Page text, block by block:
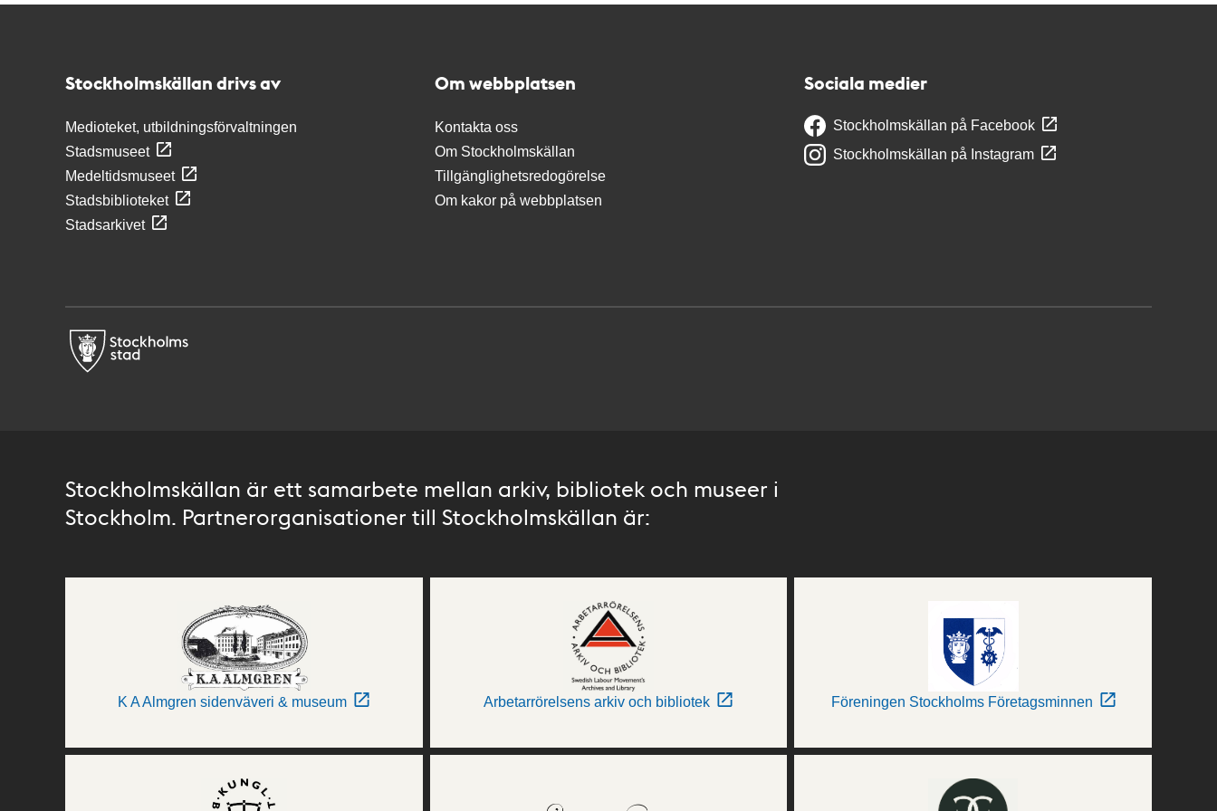
Stockholmskällan drivs av
Medioteket, utbildningsförvaltningen
Stadsmuseet
Medeltidsmuseet
Stadsbiblioteket
Stadsarkivet
Om webbplatsen
Kontakta oss
Om Stockholmskällan
Tillgänglighetsredogörelse
Om kakor på webbplatsen
Sociala medier
Stockholmskällan på Facebook
Stockholmskällan på Instagram
Stockholmskällan är ett samarbete mellan arkiv, bibliotek och museer i
Stockholm. Partnerorganisationer till Stockholmskällan är:
K A Almgren sidenväveri & museum Arbetarrörelsens arkiv och bibliotek Föreningen Stockholms Företagsminnen